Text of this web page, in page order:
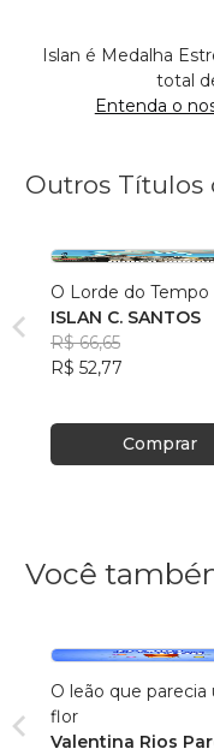
Islan é Medalha
total
Entenda o
Outros Títulos
O Lorde do Tempo
ISLAN C. SANTOS
R$ 66,65
R$ 52,77
Comprar
Você
O leão que parecia
flor
Valentina Rios